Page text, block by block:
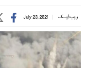
ویب ڈیسک July 23, 2021